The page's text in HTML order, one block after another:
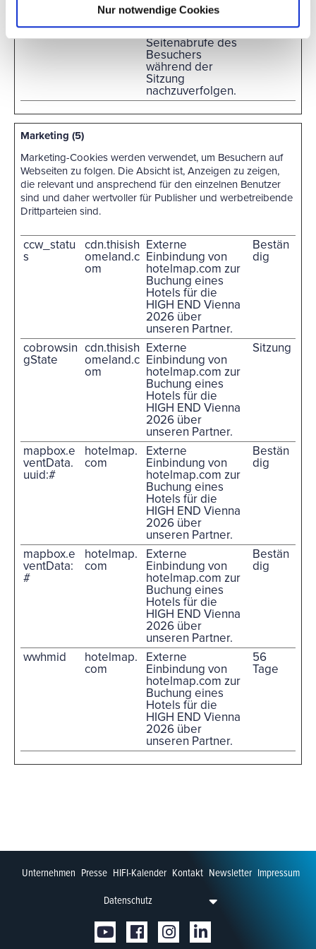
Nur notwendige Cookies
matomo.hi
ghendsoci
ety.de
Wird von Piwik
Analytics Platform
genutzt, um
Seitenabrufe des
Besuchers
während der
Sitzung
nachzuverfolgen.
Marketing (5)
Marketing-Cookies werden verwendet, um Besuchern auf
Webseiten zu folgen. Die Absicht ist, Anzeigen zu zeigen,
die relevant und ansprechend für den einzelnen Benutzer
sind und daher wertvoller für Publisher und werbetreibende
Drittparteien sind.
ccw_statu
s
cdn.thisish
omeland.c
om
Externe
Einbindung von
hotelmap.com zur
Buchung eines
Hotels für die
HIGH END Vienna
2026 über
unseren Partner.
Bestän
dig
cobrowsin
gState
cdn.thisish
omeland.c
om
Externe
Einbindung von
hotelmap.com zur
Buchung eines
Hotels für die
HIGH END Vienna
2026 über
unseren Partner.
Sitzung
mapbox.e
ventData.
uuid:#
hotelmap.
com
Externe
Einbindung von
hotelmap.com zur
Buchung eines
Hotels für die
HIGH END Vienna
2026 über
unseren Partner.
Bestän
dig
mapbox.e
ventData:
#
hotelmap.
com
Externe
Einbindung von
hotelmap.com zur
Buchung eines
Hotels für die
HIGH END Vienna
2026 über
unseren Partner.
Bestän
dig
wwhmid
hotelmap.
com
Externe
Einbindung von
hotelmap.com zur
Buchung eines
Hotels für die
HIGH END Vienna
2026 über
unseren Partner.
56
Tage
Unternehmen Presse HIFI-Kalender Kontakt Newsletter Impressum
Datenschutz